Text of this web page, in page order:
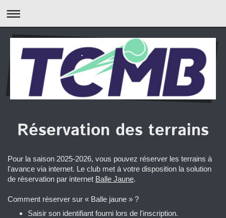
Réservation des terrains
Pour la saison 2025-2026, vous pouvez réserver les terrains à
l'avance via internet. Le club met à votre disposition la solution
de réservation par internet Balle Jaune.
Comment réserver sur « Balle jaune » ?
Saisir son identifiant fourni lors de l'inscription.